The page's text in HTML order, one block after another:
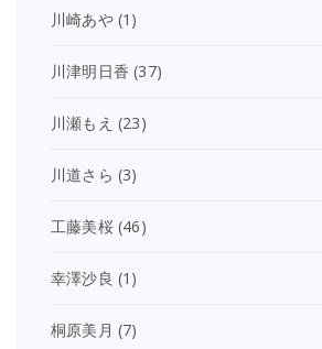
川崎あや(1)
川津明日香 (37)
川瀬もえ (23)
川道さら (3)
工藤美桜(46)
幸澤沙良 (1)
桐原美月 (7)